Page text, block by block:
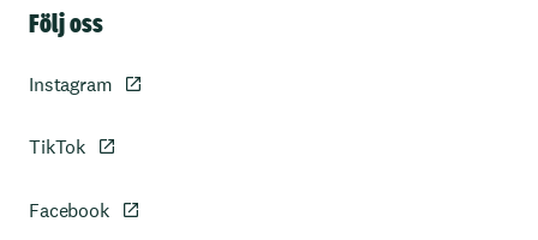
Följ oss
Instagram
TikTok
Facebook